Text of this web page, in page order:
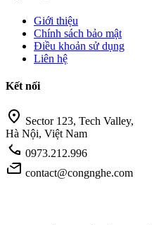
Giới thiệu
Chính sách bảo mật
Điều khoản sử dụng
Liên hệ
Kết nối
location_on Sector 123, Tech Valley,
Hà Nội, Việt Nam
call 0973.212.996
mail contact@congnghe.com